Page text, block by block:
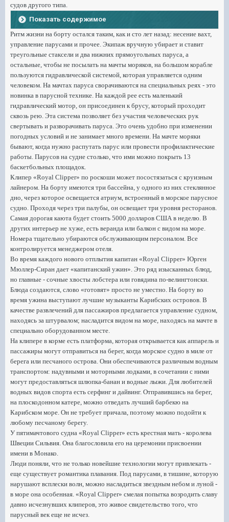
судов другого типа.
Показать содержимое
Ритм жизни на борту остался таким, как и сто лет назад: несение вахт,
управление парусами и прочее. Экипаж вручную убирает и ставит
треугольные стаксели и два нижних прямоугольных паруса, а
остальные, чтобы не посылать на мачты моряков, на большом корабле
пользуются гидравлической системой, которая управляется одним
человеком. На мачтах паруса сворачиваются на специальных реях - это
новинка в парусной технике. На каждой рее есть маленький
гидравлический мотор, он присоединен к брусу, который проходит
сквозь рею. Эта система позволяет без участия человеческих рук
свертывать и разворачивать паруса. Это очень удобно при изменении
погодных условий и не занимает много времени. На мачте моряки
бывают, когда нужно распутать парус или провести профилактические
работы. Парусов на судне столько, что ими можно покрыть 13
баскетбольных площадок.
Клипер «Royal Clipper» по роскоши может посостязаться с круизным
лайнером. На борту имеются три бассейна, у одного из них стеклянное
дно, через которое освещается атриум, встроенный в морское парусное
судно. Проходя через три палубы, он освещает три уровня ресторанов.
Самая дорогая каюта будет стоить 5000 долларов США в неделю. В
других интерьер не хуже, есть веранда или балкон с видом на море.
Номера тщательно убираются обслуживающим персоналом. Все
контролируется менеджером отеля.
Во время каждого нового отплытия капитан «Royal Clipper» Юрген
Мюллер-Сиран дает «капитанский ужин». Это ряд изысканных блюд,
но главные - сочные хвосты лобстера или говядина по-велингтонски.
Блюда создаются, слово «готовят» просто не уместно. На борту во
время ужина выступают лучшие музыканты Карибских островов. В
качестве развлечений для пассажиров предлагается управление судном,
находясь за штурвалом; насладится видом на море, находясь на мачте в
специально оборудованном месте.
На клипере в корме есть платформа, которая открывается как аппарель и
пассажиры могут отправиться на берег, когда морское судно в миле от
берега или песчаного острова. Они обеспечиваются различным водным
транспортом: надувными и моторными лодками, в сочетании с ними
могут предоставляться шлюпка-банан и водные лыжи. Для любителей
водных видов спорта есть серфинг и дайвинг. Отправившись на берег,
на плоскодонном катере, можно отведать лучший барбекю на
Карибском море. Он не требует причала, поэтому можно подойти к
любому песчаному берегу.
У пятимачтового судна «Royal Clipper» есть крестная мать - королева
Швеции Сильвия. Она благословила его на церемонии присвоении
имени в Монако.
Люди поняли, что не только новейшие технологии могут привлекать -
еще существует романтика плавания. Под парусами, в тишине, которую
нарушают всплески волн, можно насладиться звездным небом и луной -
в море она особенная. «Royal Clipper» смелая попытка возродить славу
давно исчезнувших клиперов, это живое свидетельство того, что
парусный век еще не исчез.